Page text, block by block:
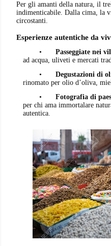
Per gli amanti della natura, il
indimenticabile. Dalla cima, la
circostanti.
Esperienze autentiche da
• Passeggiate nei
ad acqua, uliveti e mercati
•
Degustazioni di
rinomato per olio d’oliva,
•
Fotografia di
per chi ama immortalare
autentica.